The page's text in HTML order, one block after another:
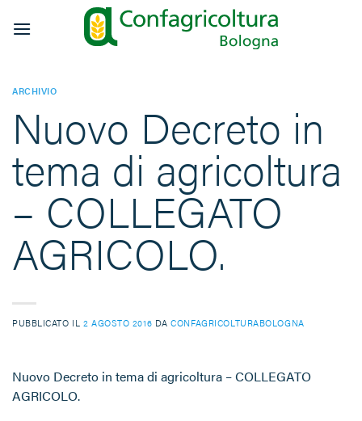
ARCHIVIO
Nuovo Decreto in
tema di agricoltura
– COLLEGATO
AGRICOLO.
PUBBLICATO IL 2 AGOSTO 2016 DACONFAGRICOLTURABOLOGNA
Nuovo Decreto in tema di agricoltura – COLLEGATO
AGRICOLO.